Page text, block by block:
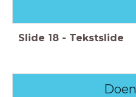
Slide 18 - Tekstslide
Doen